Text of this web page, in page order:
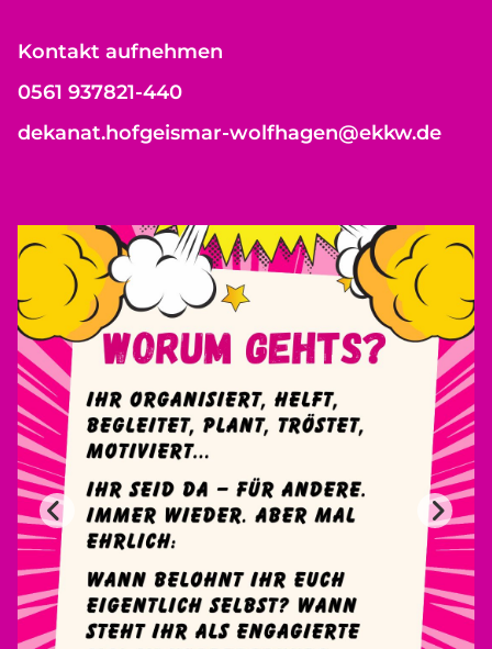
Kontakt aufnehmen
0561 937821-440
dekanat.hofgeismar-wolfhagen@ekkw.de